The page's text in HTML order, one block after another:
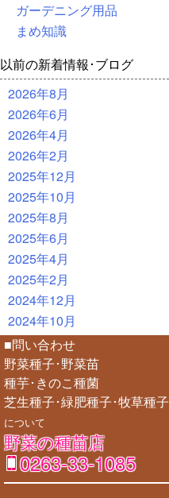
ガーデニング用品
まめ知識
以前の新着情報･ブログ
2026年8月
2026年6月
2026年4月
2026年2月
2025年12月
2025年10月
2025年8月
2025年6月
2025年4月
2025年2月
2024年12月
2024年10月
■問い合わせ
野菜種子･野菜苗
種芋･きのこ種菌
芝生種子･緑肥種子･牧草種子
について
野菜の種苗店
0263-33-1085